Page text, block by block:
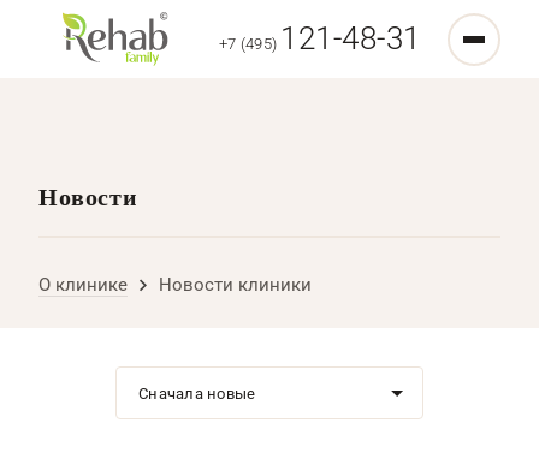
+7 (495) 121-48-31
Новости
О клинике Новости клиники